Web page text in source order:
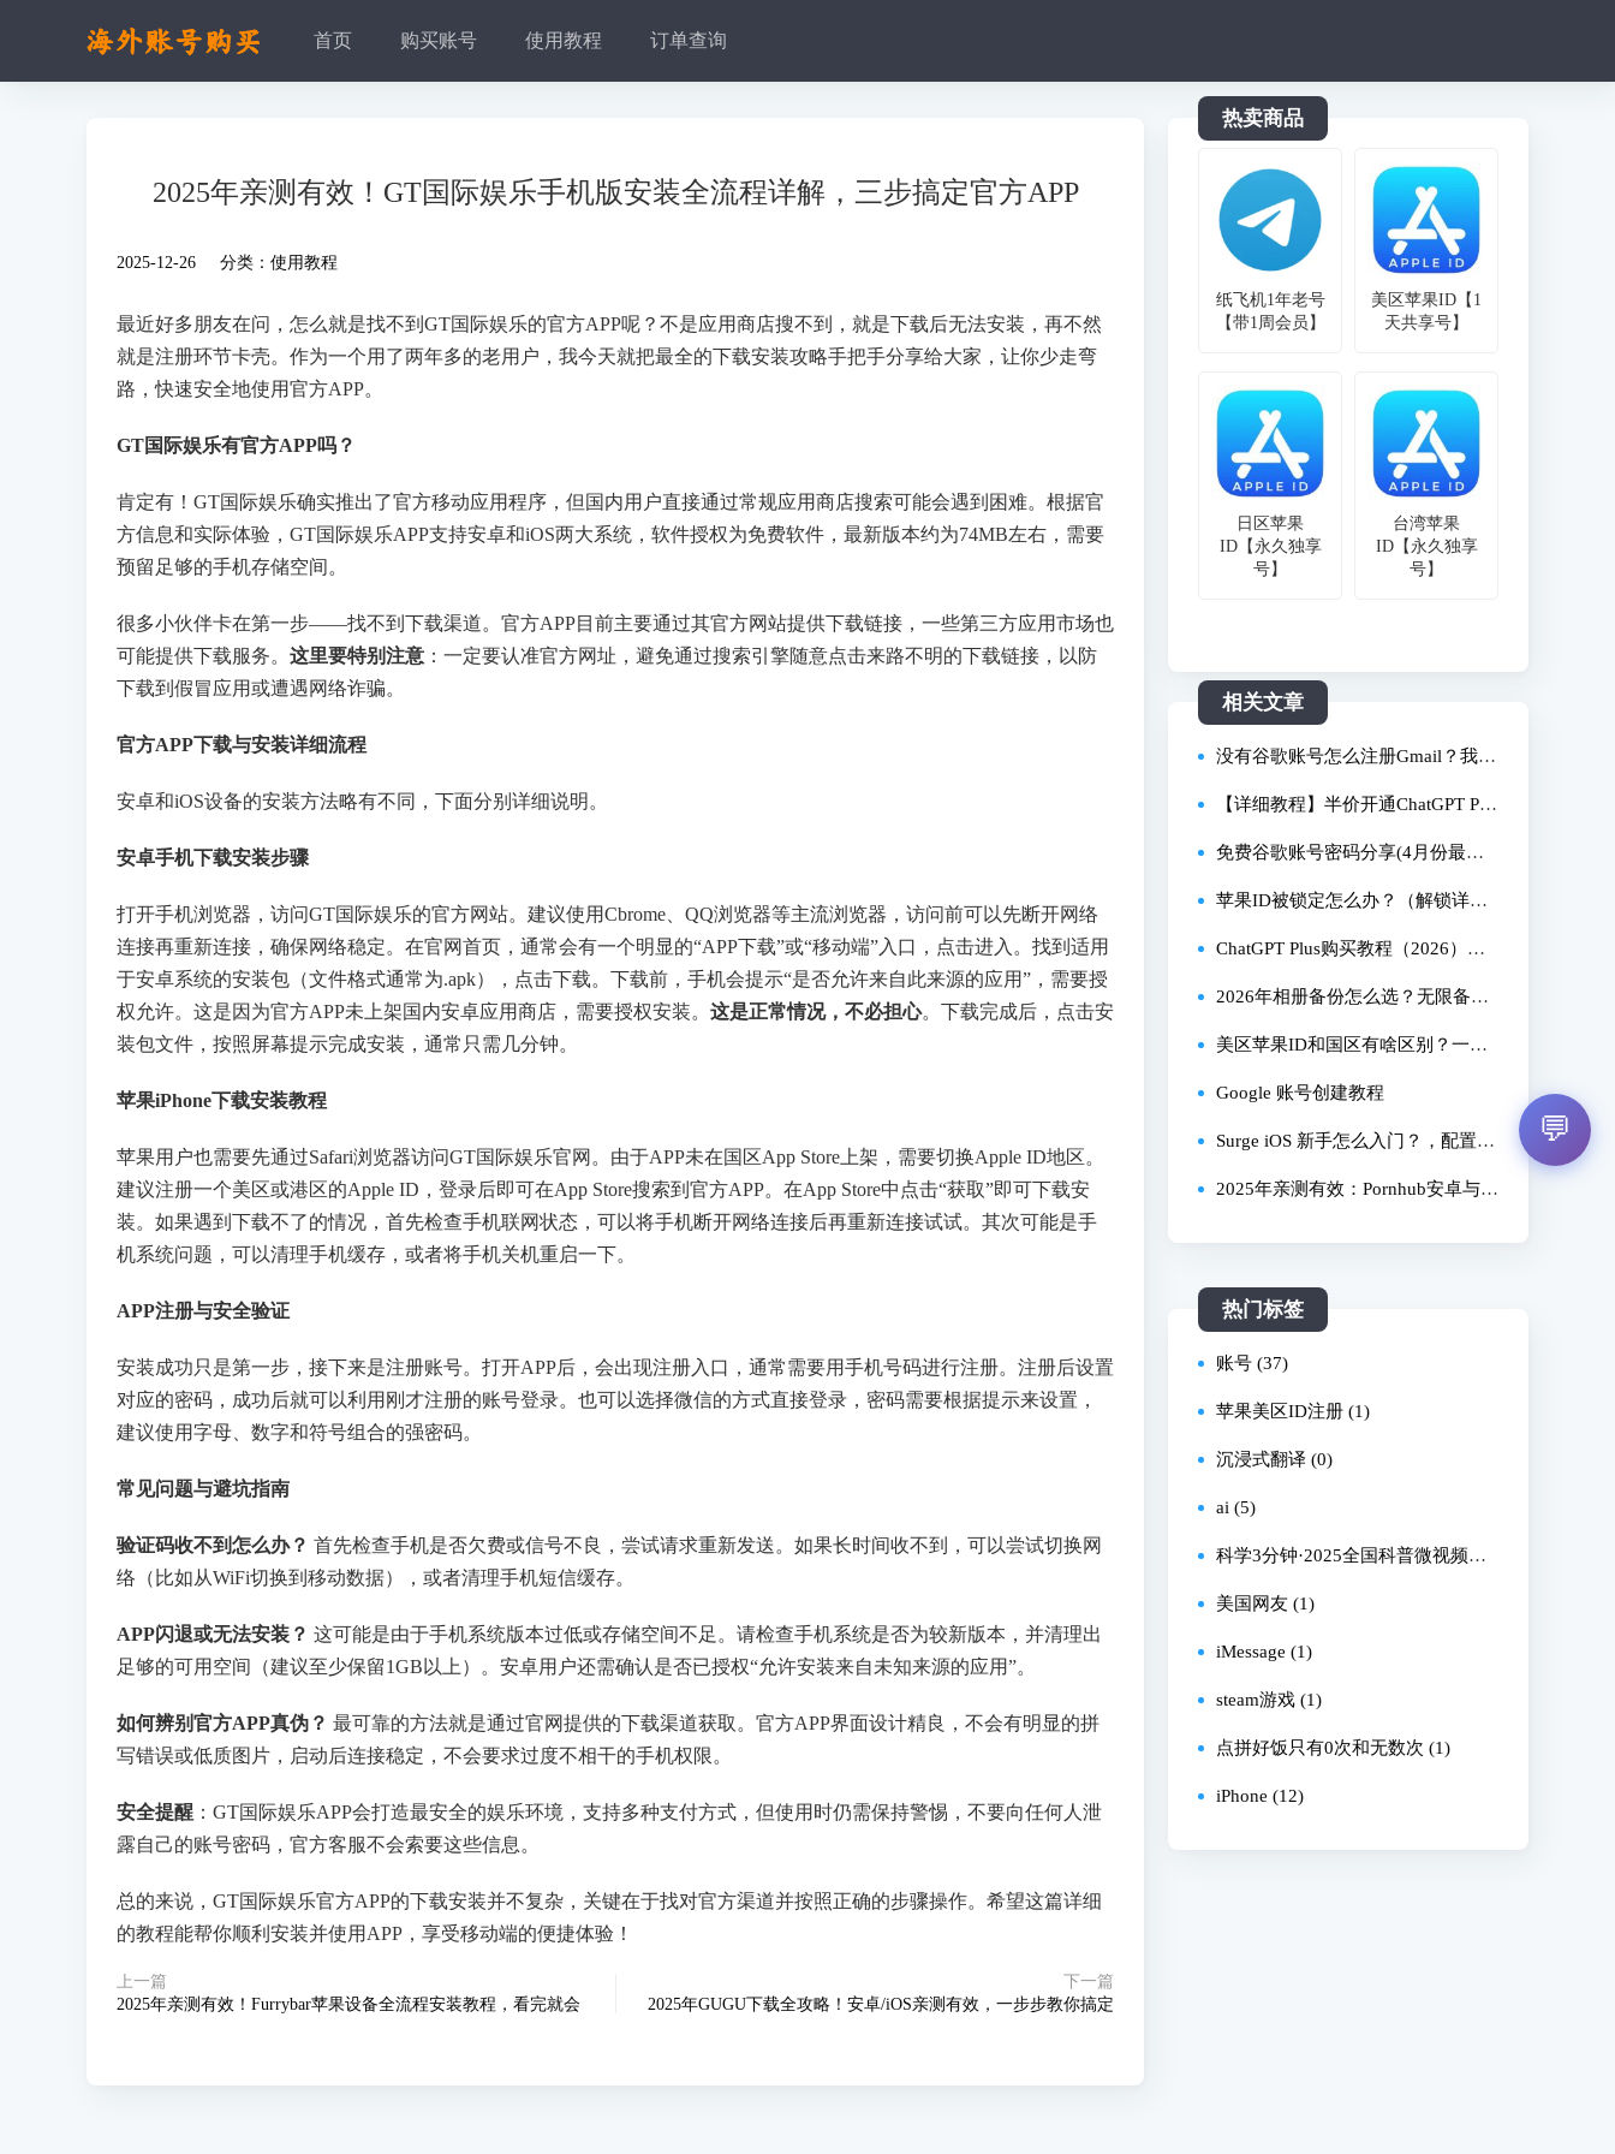
首页 购买账号 使用教程 订单查询
2025年亲测有效！GT国际娱乐手机版安装全流程详解，三步搞定官方APP
2025-12-26 分类： 使用教程
最近好多朋友在问，怎么就是找不到GT国际娱乐的官方APP呢？不是应用商店搜不到，就是下载后无法安装，再不然
就是注册环节卡壳。作为一个用了两年多的老用户，我今天就把最全的下载安装攻略手把手分享给大家，让你少走弯
路，快速安全地使用官方APP。
GT国际娱乐有官方APP吗？
肯定有！GT国际娱乐确实推出了官方移动应用程序，但国内用户直接通过常规应用商店搜索可能会遇到困难。根据官
方信息和实际体验，GT国际娱乐APP支持安卓和iOS两大系统，软件授权为免费软件，最新版本约为74MB左右，需要
预留足够的手机存储空间。
很多小伙伴卡在第一步——找不到下载渠道。官方APP目前主要通过其官方网站提供下载链接，一些第三方应用市场也
可能提供下载服务。 这里要特别注意 ：一定要认准官方网址，避免通过搜索引擎随意点击来路不明的下载链接，以防
下载到假冒应用或遭遇网络诈骗。
官方APP下载与安装详细流程
安卓和iOS设备的安装方法略有不同，下面分别详细说明。
安卓手机下载安装步骤
打开手机浏览器，访问GT国际娱乐的官方网站。建议使用Cbrome、QQ浏览器等主流浏览器，访问前可以先断开网络
连接再重新连接，确保网络稳定。在官网首页，通常会有一个明显的“APP下载”或“移动端”入口，点击进入。找到适用
于安卓系统的安装包（文件格式通常为.apk），点击下载。下载前，手机会提示“是否允许来自此来源的应用”，需要授
权允许。这是因为官方APP未上架国内安卓应用商店，需要授权安装。 这是正常情况，不必担心。下载完成后，点击安
装包文件，按照屏幕提示完成安装，通常只需几分钟。
苹果iPhone下载安装教程
苹果用户也需要先通过Safari浏览器访问GT国际娱乐官网。由于APP未在国区App Store上架，需要切换Apple ID地区。
建议注册一个美区或港区的Apple ID，登录后即可在App Store搜索到官方APP。在App Store中点击“获取”即可下载安
装。如果遇到下载不了的情况，首先检查手机联网状态，可以将手机断开网络连接后再重新连接试试。其次可能是手
机系统问题，可以清理手机缓存，或者将手机关机重启一下。
APP注册与安全验证
安装成功只是第一步，接下来是注册账号。打开APP后，会出现注册入口，通常需要用手机号码进行注册。注册后设置
对应的密码，成功后就可以利用刚才注册的账号登录。也可以选择微信的方式直接登录，密码需要根据提示来设置，
建议使用字母、数字和符号组合的强密码。
常见问题与避坑指南
验证码收不到怎么办？ ​ 首先检查手机是否欠费或信号不良，尝试请求重新发送。如果长时间收不到，可以尝试切换网
络（比如从WiFi切换到移动数据），或者清理手机短信缓存。
APP闪退或无法安装？ ​ 这可能是由于手机系统版本过低或存储空间不足。请检查手机系统是否为较新版本，并清理出
足够的可用空间（建议至少保留1GB以上）。安卓用户还需确认是否已授权“允许安装来自未知来源的应用”。
如何辨别官方APP真伪？ ​ 最可靠的方法就是通过官网提供的下载渠道获取。官方APP界面设计精良，不会有明显的拼
写错误或低质图片，启动后连接稳定，不会要求过度不相干的手机权限。
安全提醒 ：GT国际娱乐APP会打造最安全的娱乐环境，支持多种支付方式，但使用时仍需保持警惕，不要向任何人泄
露自己的账号密码，官方客服不会索要这些信息。
总的来说，GT国际娱乐官方APP的下载安装并不复杂，关键在于找对官方渠道并按照正确的步骤操作。希望这篇详细
的教程能帮你顺利安装并使用APP，享受移动端的便捷体验！
上一篇
2025年亲测有效！Furrybar苹果设备全流程安装教程，看完就会
下一篇
2025年GUGU下载全攻略！安卓/iOS亲测有效，一步步教你搞定
热卖商品
纸飞机1年老号
【带1周会员】
美区苹果ID【1
天共享号】
日区苹果
ID【永久独享
号】
台湾苹果
ID【永久独享
号】
相关文章
没有谷歌账号怎么注册Gmail？我试
了这个免费方法，省时又简单
【详细教程】半价开通ChatGPT Plu
s官方订阅｜土耳其区Apple ID注册
与礼品卡充值指南
免费谷歌账号密码分享(4月份最新g
oogle共享账号)
苹果ID被锁定怎么办？（解锁详细
图文教程）
ChatGPT Plus购买教程（2026）如
何充值OpenAI API？如何充值Claud
e API？Bitget虚拟卡充值ChatGPT会
员Bitget卡订
2026年相册备份怎么选？无限备份
手机了解下！一年省下4800！苹果
安卓全覆盖！
美区苹果ID和国区有啥区别？一文
讲明！
Google 账号创建教程
Surge iOS 新手怎么入门？，配置文
件哪里找？，2025 最新使用教程有
2025年亲测有效：Pornhub安卓与iO
热门标签
账号 (37)
苹果美区ID注册 (1)
沉浸式翻译 (0)
ai (5)
科学3分钟·2025全国科普微视频大
赛 (1)
美国网友 (1)
iMessage (1)
steam游戏 (1)
点拼好饭只有0次和无数次 (1)
iPhone (12)
💬